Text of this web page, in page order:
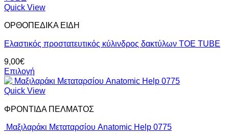
Quick View
ΟΡΘΟΠΕΔΙΚΑ ΕΙΔΗ
Ελαστικός προστατευτικός κύλινδρος δακτύλων TOE TUBE
9,00€
Επιλογή
Αυτό
το
έχει
παραλλαγές.
Quick View
ΦΡΟΝΤΙΔΑ ΠΕΛΜΑΤΟΣ
Μαξιλαράκι Μεταταρσίου Anatomic Help 0775